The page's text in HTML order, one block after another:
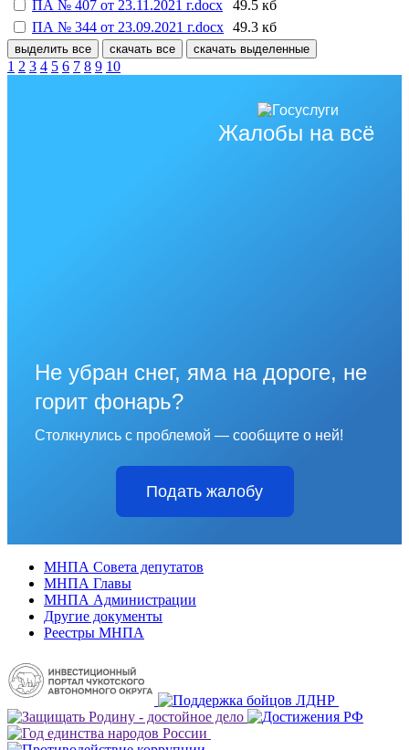
ПА № 407 от 23.11.2021 г.docx
49.5 кб
ПА № 344 от 23.09.2021 г.docx 49.3 кб
выделить все скачать все скачать выделенные
1 2 3 4 5 6 7 8 9 10
Жалобы на всё
Не убран снег, яма на дороге, не
горит фонарь?
Столкнулись с проблемой — сообщите о ней!
Подать жалобу
МНПА Совета депутатов
МНПА Главы
МНПА Администрации
Другие документы
Реестры МНПА